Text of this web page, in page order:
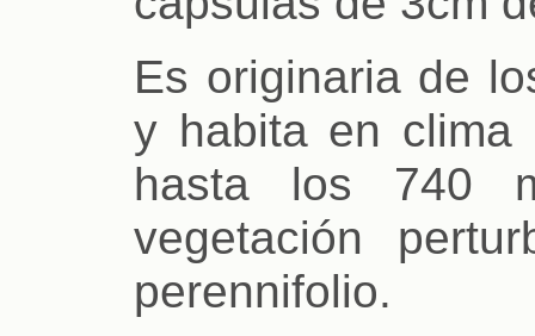
Es originaria de
y habita en clima
hasta los 740
vegetación
perennifolio.